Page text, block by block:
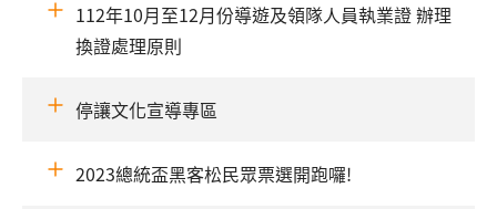
112年10月至12月份導遊及領隊人員執業證 辦理
換證處理原則
停讓文化宣導專區
2023總統盃黑客松民眾票選開跑囉!